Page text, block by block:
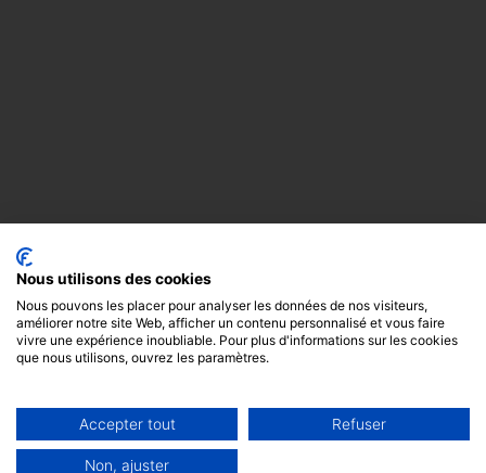
Copyright
© 2024 -
GODOT &
Mentions
Nous utilisons des cookies
Nous pouvons les placer pour analyser les données de nos visiteurs,
améliorer notre site Web, afficher un contenu personnalisé et vous faire
vivre une expérience inoubliable. Pour plus d'informations sur les cookies
que nous utilisons, ouvrez les paramètres.
Accepter tout Refuser
Non, ajuster